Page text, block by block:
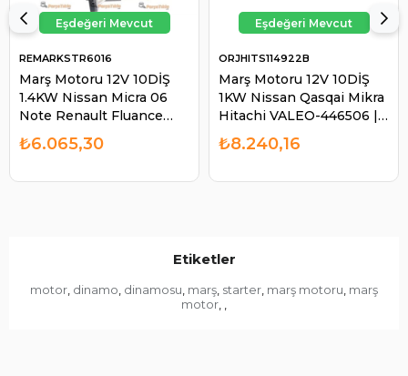
Marş Motoru 12V 10DİŞ
1.4KW Nissan Micra 06
Note Renault Fluance
Qashqai | REMARK
STR6016
REMARKSTR6016
₺6.065,30
Marş Motoru 12V 10DİŞ
1KW Nissan Qasqai Mikra
Hitachi VALEO-446506 |
ORJ HITS114922B
ORJHITS114922B
₺8.240,16
Etiketler
motor, dinamo, dinamosu, marş, starter, marş motoru, marş
motor, ,